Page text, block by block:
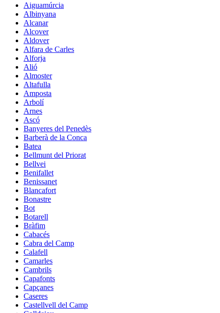
Aiguamúrcia
Albinyana
Alcanar
Alcover
Aldover
Alfara de Carles
Alforja
Alió
Almoster
Altafulla
Amposta
Arbolí
Arnes
Ascó
Banyeres del Penedès
Barberà de la Conca
Batea
Bellmunt del Priorat
Bellvei
Benifallet
Benissanet
Blancafort
Bonastre
Bot
Botarell
Bràfim
Cabacés
Cabra del Camp
Calafell
Camarles
Cambrils
Capafonts
Capçanes
Caseres
Castellvell del Camp